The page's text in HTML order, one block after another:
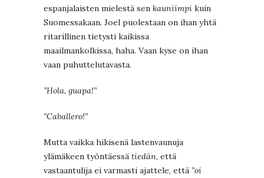
espanjalaisten mielestä sen kauniimpi kuin
Suomessakaan. Joel puolestaan on ihan yhtä
ritarillinen tietysti kaikissa
maailmankolkissa, haha. Vaan kyse on ihan
vaan puhuttelutavasta.
”Hola, guapa!”
”Caballero!”
Mutta vaikka hikisenä lastenvaunuja
ylämäkeen työntäessä tiedän, että
vastaantulija ei varmasti ajattele, että ”oi